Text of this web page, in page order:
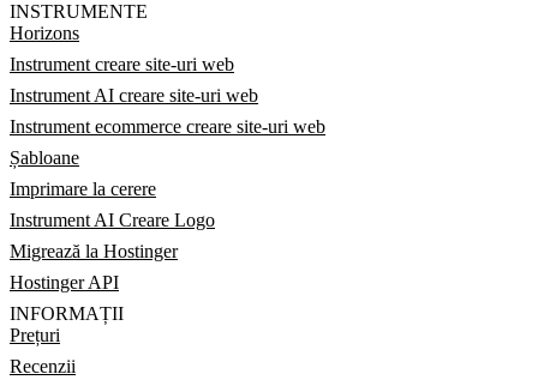
INSTRUMENTE
Horizons
Instrument creare site-uri web
Instrument AI creare site-uri web
Instrument ecommerce creare site-uri web
Șabloane
Imprimare la cerere
Instrument AI Creare Logo
Migrează la Hostinger
Hostinger API
INFORMAȚII
Prețuri
Recenzii